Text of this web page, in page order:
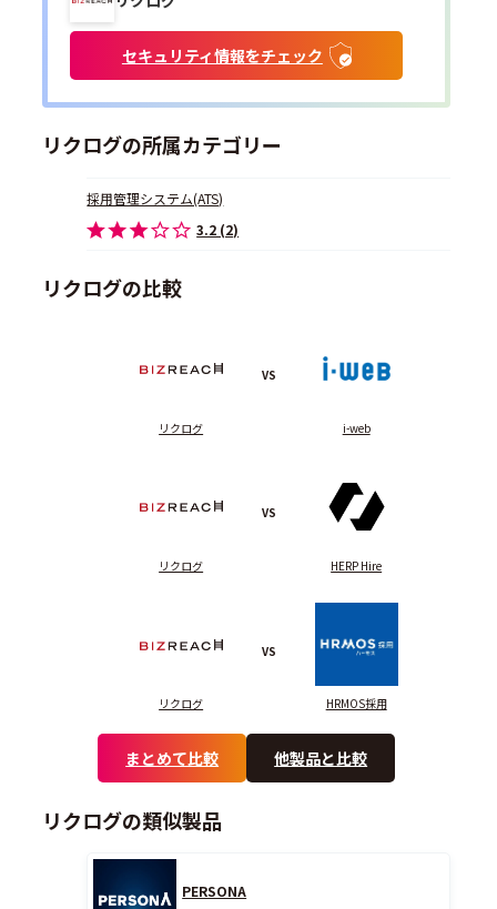
セキュリティ情報をチェック
リクログの所属カテゴリー
採用管理システム(ATS)
3.2 (2)
リクログの比較
リクログ
VS
i-web
リクログ
VS
HERP Hire
リクログ
VS
HRMOS採用
まとめて比較 他製品と比較
リクログの類似製品
PERSONA